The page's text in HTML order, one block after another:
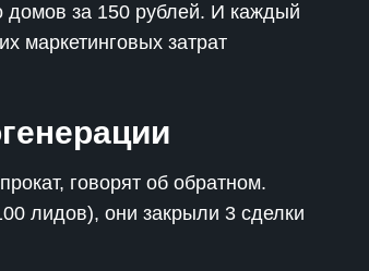
домов за 150 рублей. И каждый
маркетинговых затрат
говорят об обратном.
лидов), они закрыли 3 сделки